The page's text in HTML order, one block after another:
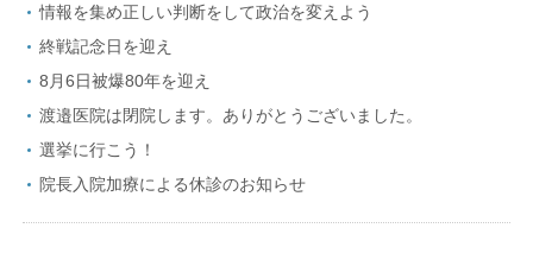
情報を集め正しい判断をして政治を変えよう
終戦記念日を迎え
8月6日被爆80年を迎え
渡邉医院は閉院します。ありがとうございました。
選挙に行こう！
院長入院加療による休診のお知らせ